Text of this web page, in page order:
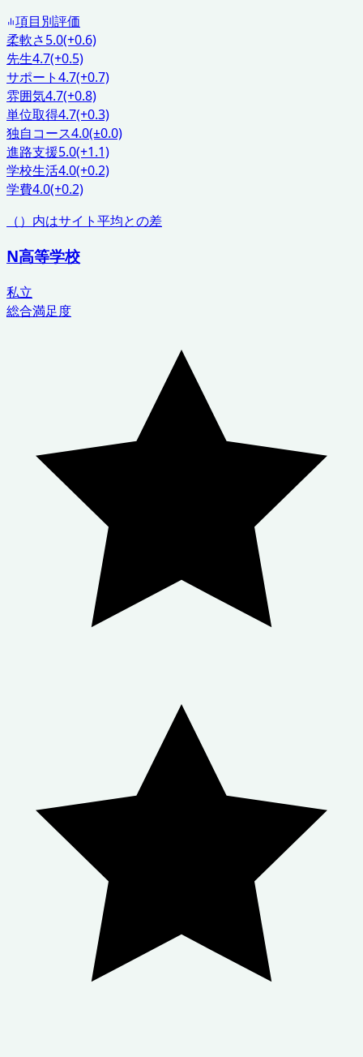
項目別評価
柔軟さ5.0(+0.6)
先生4.7(+0.5)
サポート4.7(+0.7)
雰囲気4.7(+0.8)
単位取得4.7(+0.3)
独自コース4.0(±0.0)
進路支援5.0(+1.1)
学校生活4.0(+0.2)
学費4.0(+0.2)
（）内はサイト平均との差
N高等学校
私立
総合満足度